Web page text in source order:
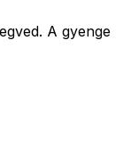
A gyenge